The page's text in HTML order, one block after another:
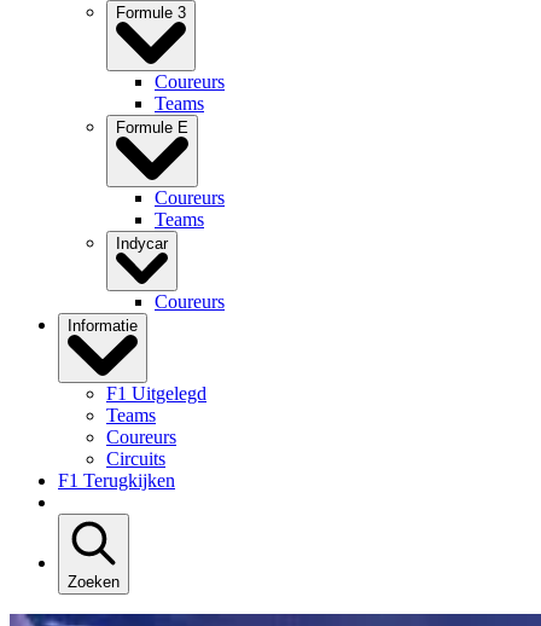
Formule 3
Coureurs
Teams
Formule E
Coureurs
Teams
Indycar
Coureurs
Informatie
F1 Uitgelegd
Teams
Coureurs
Circuits
F1 Terugkijken
Zoeken